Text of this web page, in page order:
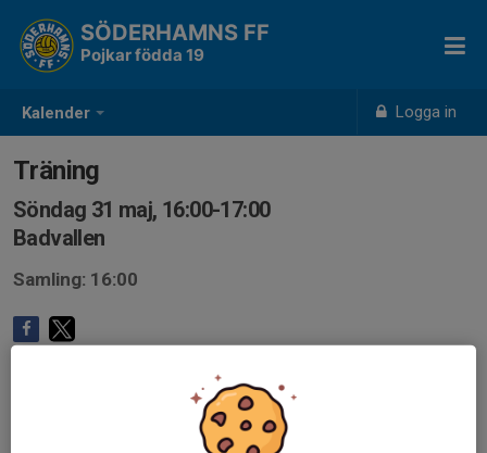
Kalender Logga in
SÖDERHAMNS FF
Pojkar födda 19
Träning
Söndag 31 maj, 16:00-17:00
Badvallen
Samling: 16:00